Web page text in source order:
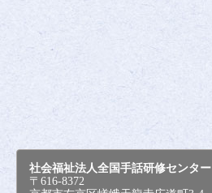
社会福祉法人全国手話研修センター
〒616-8372